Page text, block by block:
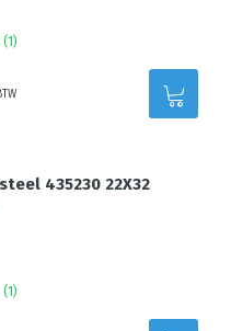
(1 )
435230 22X32
(1 )